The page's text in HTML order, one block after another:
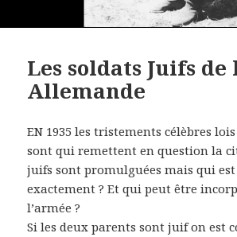
Les soldats Juifs de
Allemande
EN 1935 les tristements célèbres
sont qui remettent en question la
juifs sont promulguées mais qui
exactement ? Et qui peut être
l’armée ?
Si les deux parents sont juif on est